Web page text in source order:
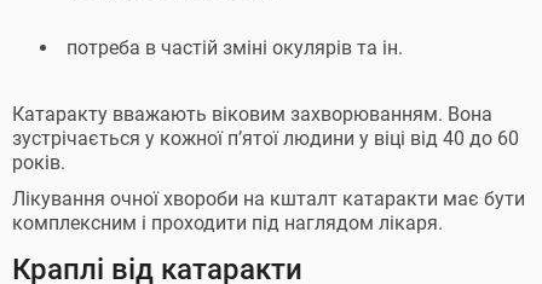
потреба в частій зміні окулярів та ін.
Катаракту вважають віковим захворюванням. Вона
зустрічається у кожної п’ятої людини у віці від 40 до 60
років.
Лікування очної хвороби на кшталт катаракти має бути
комплексним і проходити під наглядом лікаря.
Краплі від катаракти